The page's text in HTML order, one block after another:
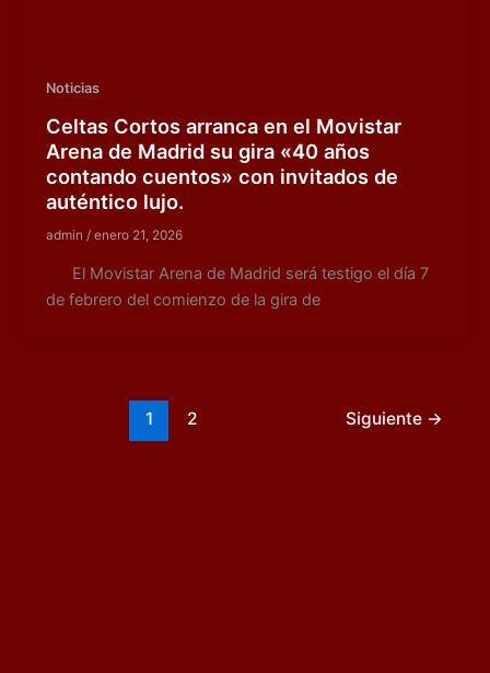
Noticias
Celtas Cortos arranca en el Movistar
Arena de Madrid su gira «40 años
contando cuentos» con invitados de
auténtico lujo.
admin / enero 21, 2026
El Movistar Arena de Madrid será testigo el día 7
de febrero del comienzo de la gira de
1 2 Siguiente →